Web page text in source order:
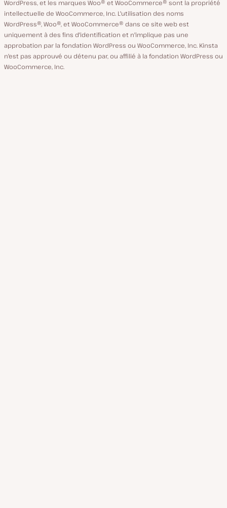
WordPress, et les marques Woo® et WooCommerce® sont la propriété
intellectuelle de WooCommerce, Inc. L'utilisation des noms
WordPress®, Woo®, et WooCommerce® dans ce site web est
uniquement à des fins d'identification et n'implique pas une
approbation par la fondation WordPress ou WooCommerce, Inc. Kinsta
n'est pas approuvé ou détenu par, ou affilié à la fondation WordPress ou
WooCommerce, Inc.